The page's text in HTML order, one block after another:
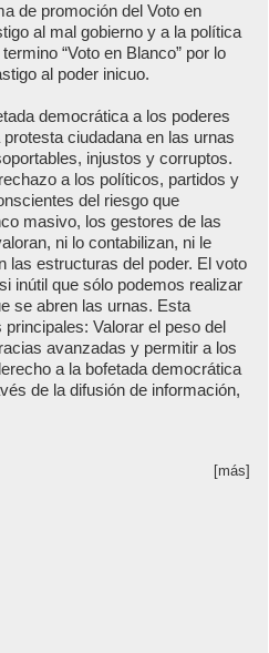
de promoción del Voto en
al mal gobierno y a la política
“Voto en Blanco” por lo
al poder inicuo.
democrática a los poderes
ciudadana en las urnas
injustos y corruptos.
a los políticos, partidos y
del riesgo que
masivo, los gestores de las
ni lo contabilizan, ni le
las estructuras del poder. El voto
inútil que sólo podemos realizar
se abren las urnas. Esta
Valorar el peso del
avanzadas y permitir a los
a la bofetada democrática
de la difusión de información,
[más]